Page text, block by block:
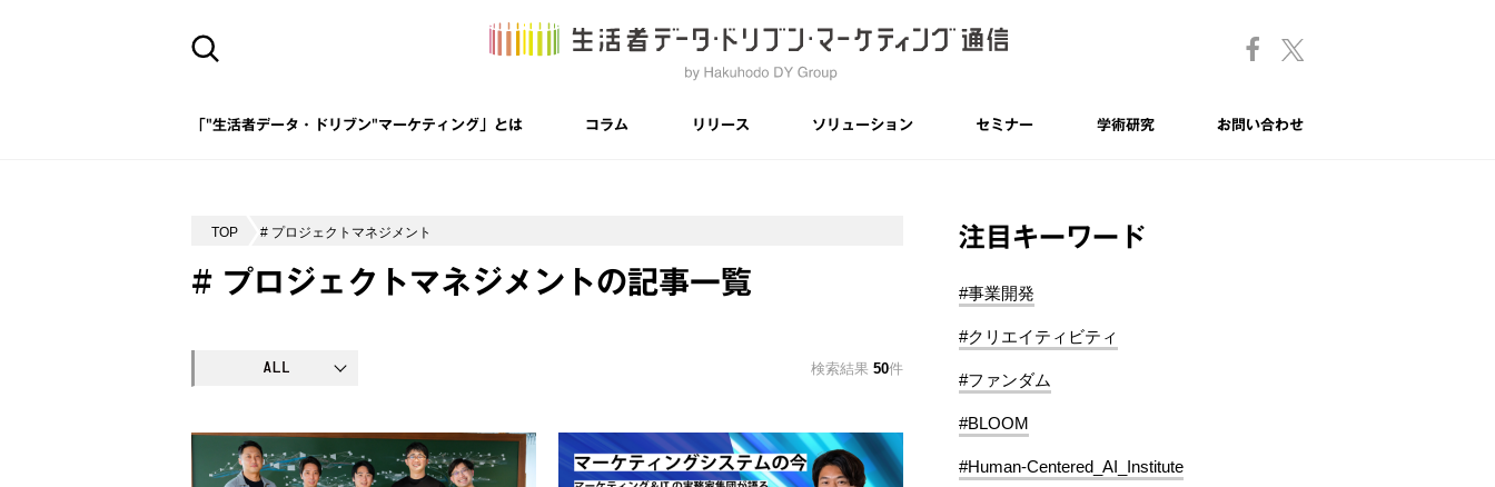
「"生活者データ・ドリブン"マーケティング」とは コラム リリース ソリューション セミナー 学術研究 お問い合わせ
TOP # プロジェクトマネジメント
# プロジェクトマネジメントの記事一覧
検索結果 50件
注目キーワード
#事業開発
#クリエイティビティ
#ファンダム
#BLOOM
#Human-Centered_AI_Institute